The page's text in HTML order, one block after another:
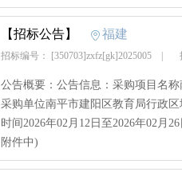
【招标公告】 福建
招标编号： [350703]zxfz[gk]2025005
公告概要：公告信息：采购项目名
采购单位南平市建阳区教育局行政
时间2026年02月12日至2026年02月
附件中)